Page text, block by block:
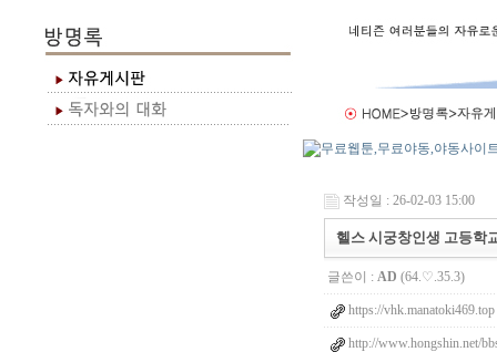
작성일 : 26-02-03 15:00
헬스 시궁창인생 고등학
글쓴이 : AD (64.♡.35.3)
https://vhk.manatoki469.top
http://www.hongshin.net/